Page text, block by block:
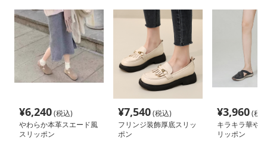
¥6,240(税込)
やわらか本革スエード風
スリッポン
¥7,540(税込)
フリンジ装飾厚底スリッ
ポン
¥3,960(税
キラキラ華や
リッポン